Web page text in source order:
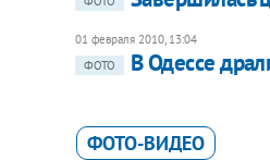
01 февраля 2010, 13:04
ФОТО
В Одессе
ФОТО-ВИДЕО